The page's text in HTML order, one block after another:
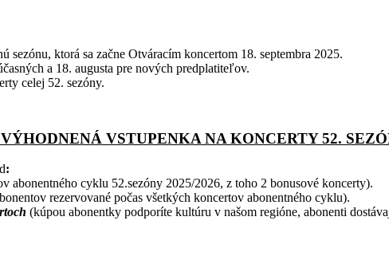
ktorá sa začne Otváracím koncertom 18. septembra 2025.
a 18. augusta pre nových predplatiteľov.
celej 52. sezóny.
VSTUPENKA NA KONCERTY 52.
:
abonentného cyklu 52.sezóny 2025/2026, z toho 2 bonusové koncerty).
rezervované počas všetkých koncertov abonentného cyklu).
(kúpou abonentky podporíte kultúru v našom regióne, abonenti